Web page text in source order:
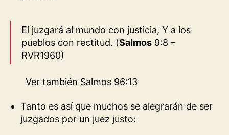
El juzgará al mundo con justicia, Y a los
pueblos con rectitud. (Salmos 9:8 –
RVR1960)
Ver también Salmos 96:13
Tanto es así que muchos se alegrarán de ser
juzgados por un juez justo: